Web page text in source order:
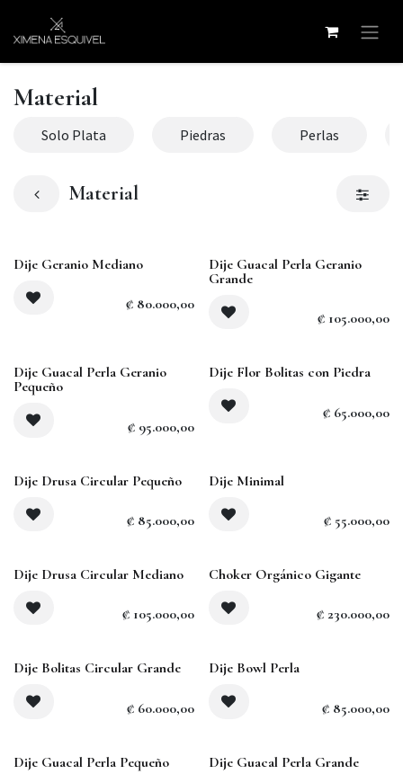
Material
Solo Plata Piedras Perlas
Material
Dije Geranio Mediano
₡ 80.000,00
Dije Guacal Perla Geranio
Grande
₡ 105.000,00
Agotado
Dije Guacal Perla Geranio
Pequeño
₡ 95.000,00
Dije Flor Bolitas con Piedra
₡ 65.000,00
Dije Drusa Circular Pequeño
₡ 85.000,00
Dije Minimal
₡ 55.000,00
Agotado
Dije Drusa Circular Mediano
₡ 105.000,00
Choker Orgánico Gigante
₡ 230.000,00
Dije Bolitas Circular Grande
₡ 60.000,00
Dije Bowl Perla
₡ 85.000,00
Dije Guacal Perla Pequeño Dije Guacal Perla Grande